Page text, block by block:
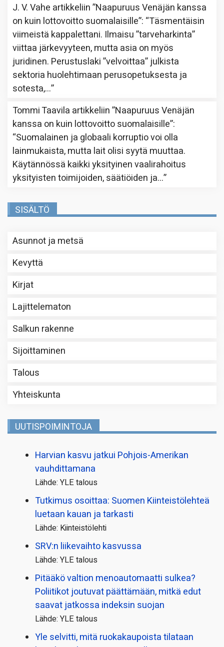
J. V. Vahe artikkeliin”Naapuruus Venäjän kanssa
on kuin lottovoitto suomalaisille”: “Täsmentäisin
viimeistä kappalettani. Ilmaisu ”tarveharkinta”
viittaa järkevyyteen, mutta asia on myös
juridinen. Perustuslaki ”velvoittaa” julkista
sektoria huolehtimaan perusopetuksesta ja
sotesta,…”
Tommi Taavila artikkeliin”Naapuruus Venäjän
kanssa on kuin lottovoitto suomalaisille”:
“Suomalainen ja globaali korruptio voi olla
lainmukaista, mutta lait olisi syytä muuttaa.
Käytännössä kaikki yksityinen vaalirahoitus
yksityisten toimijoiden, säätiöiden ja…”
SISÄLTÖ
Asunnot ja metsä
Kevyttä
Kirjat
Lajittelematon
Salkun rakenne
Sijoittaminen
Talous
Yhteiskunta
UUTISPOIMINTOJA
Harvian kasvu jatkui Pohjois-Amerikan
vauhdittamana
Lähde: YLE talous
Tutkimus osoittaa: Suomen Kiinteistölehteä
luetaan kauan ja tarkasti
Lähde: Kiinteistölehti
SRV:n liikevaihto kasvussa
Lähde: YLE talous
Pitääkö valtion menoautomaatti sulkea?
Poliitikot joutuvat päättämään, mitkä edut
saavat jatkossa indeksin suojan
Lähde: YLE talous
Yle selvitti, mitä ruokakaupoista tilataan